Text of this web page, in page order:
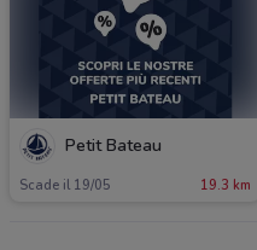
Petit Bateau
Scade il 19/05 19.3 km